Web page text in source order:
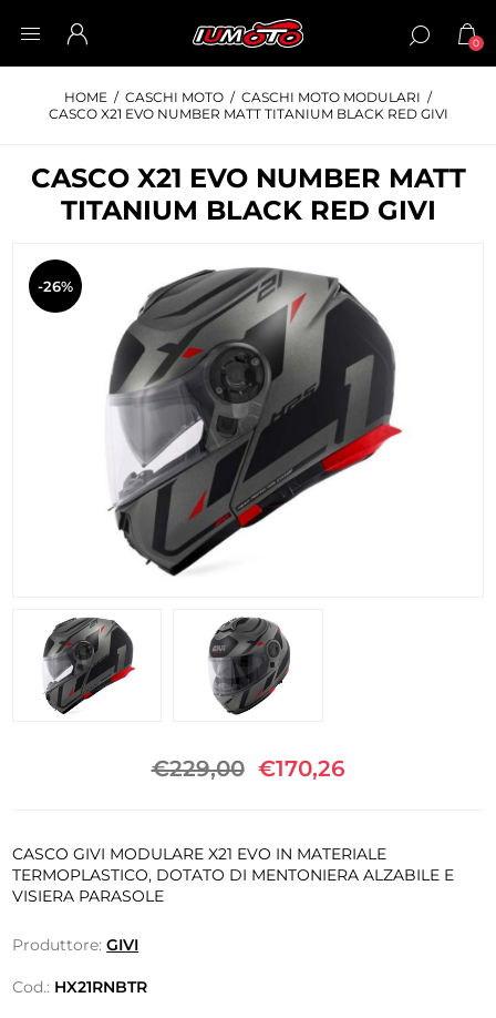
0
HOME / CASCHI MOTO / CASCHI MOTO MODULARI /
CASCO X21 EVO NUMBER MATT TITANIUM BLACK RED GIVI
CASCO X21 EVO NUMBER MATT
TITANIUM BLACK RED GIVI
-26%
€229,00 €170,26
CASCO GIVI MODULARE X21 EVO IN MATERIALE
TERMOPLASTICO, DOTATO DI MENTONIERA ALZABILE E
VISIERA PARASOLE
Produttore: GIVI
Cod.: HX21RNBTR